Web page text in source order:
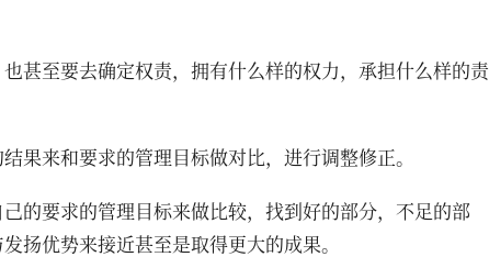
也甚至要去确定权责，拥有什么样的权力，承担什么样的责
果来和要求的管理目标做对比，进行调整修正。
的要求的管理目标来做比较，找到好的部分，不足的部
扬优势来接近甚至是取得更大的成果。